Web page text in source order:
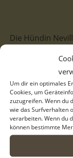
Um dir ein optimales
Cookies, um
zuzugreifen. Wenn du
wie das Surfverhalten
verarbeiten. Wenn du
können bestimmte
Die Hündin
dort immer
gemobbt und
sehr, dass sie
und das Leben
darf.
Die schwarz-